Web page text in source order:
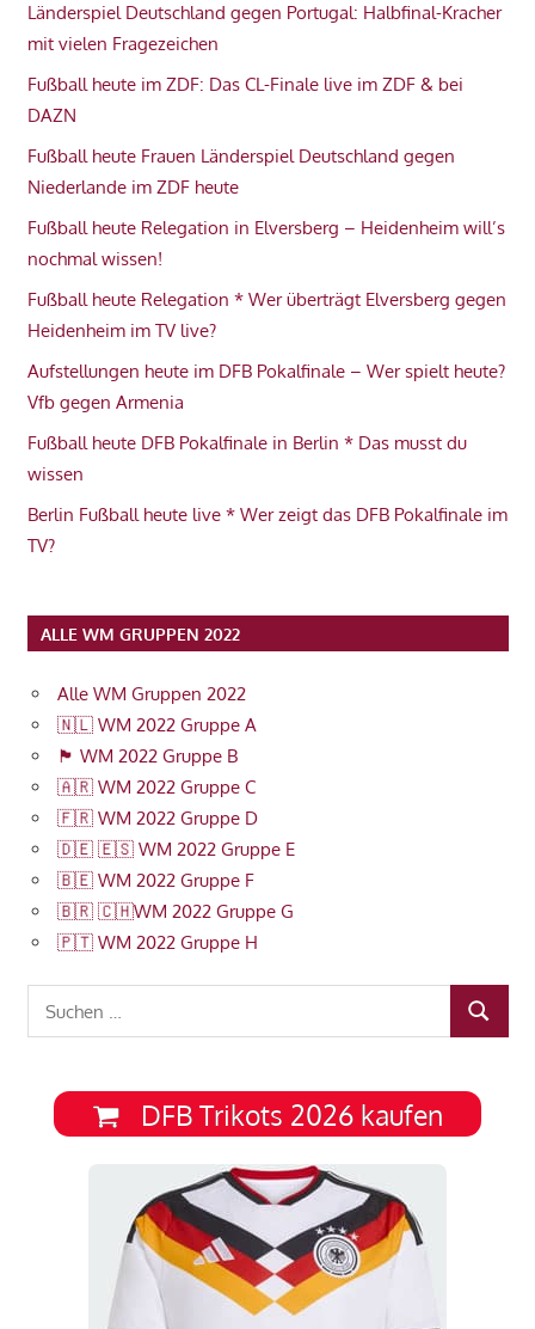
Länderspiel Deutschland gegen Portugal: Halbfinal-Kracher
mit vielen Fragezeichen
Fußball heute im ZDF: Das CL-Finale live im ZDF & bei
DAZN
Fußball heute Frauen Länderspiel Deutschland gegen
Niederlande im ZDF heute
Fußball heute Relegation in Elversberg – Heidenheim will’s
nochmal wissen!
Fußball heute Relegation * Wer überträgt Elversberg gegen
Heidenheim im TV live?
Aufstellungen heute im DFB Pokalfinale – Wer spielt heute?
Vfb gegen Armenia
Fußball heute DFB Pokalfinale in Berlin * Das musst du
wissen
Berlin Fußball heute live * Wer zeigt das DFB Pokalfinale im
TV?
ALLE WM GRUPPEN 2022
Alle WM Gruppen 2022
🇳🇱 WM 2022 Gruppe A
🏴󠁧󠁢󠁥󠁮󠁧󠁿 WM 2022 Gruppe B
🇦🇷 WM 2022 Gruppe C
🇫🇷 WM 2022 Gruppe D
🇩🇪 🇪🇸 WM 2022 Gruppe E
🇧🇪 WM 2022 Gruppe F
🇧🇷 🇨🇭WM 2022 Gruppe G
🇵🇹 WM 2022 Gruppe H
SUCHEN
DFB Trikots 2026 kaufen